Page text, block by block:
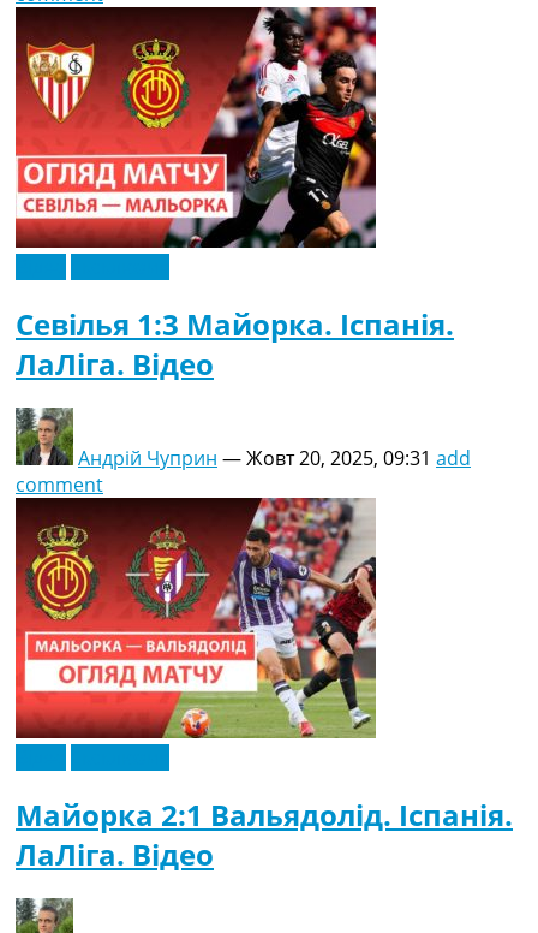
Севілья 1:3 Майорка. Іспанія.
ЛаЛіга. Відео
Андрій Чуприн —Жовт 20, 2025, 09:31 add
comment
Майорка 2:1 Вальядолід. Іспанія.
ЛаЛіга. Відео